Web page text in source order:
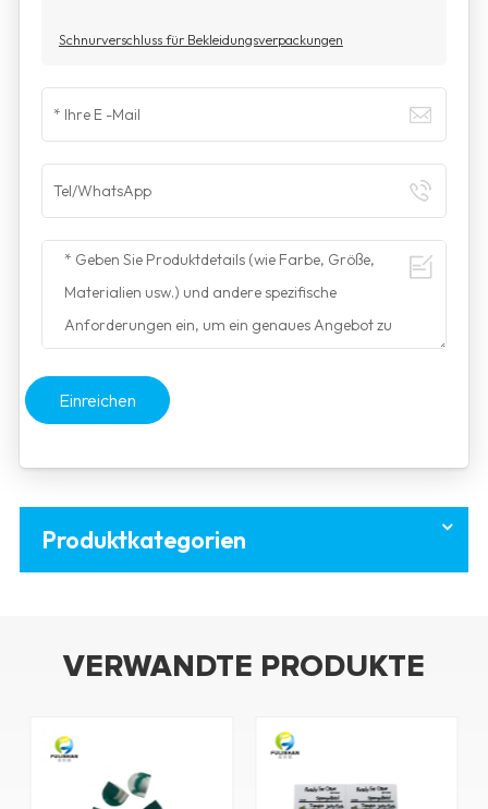
Schnurverschluss für Bekleidungsverpackungen
Einreichen
Produktkategorien
VERWANDTE PRODUKTE